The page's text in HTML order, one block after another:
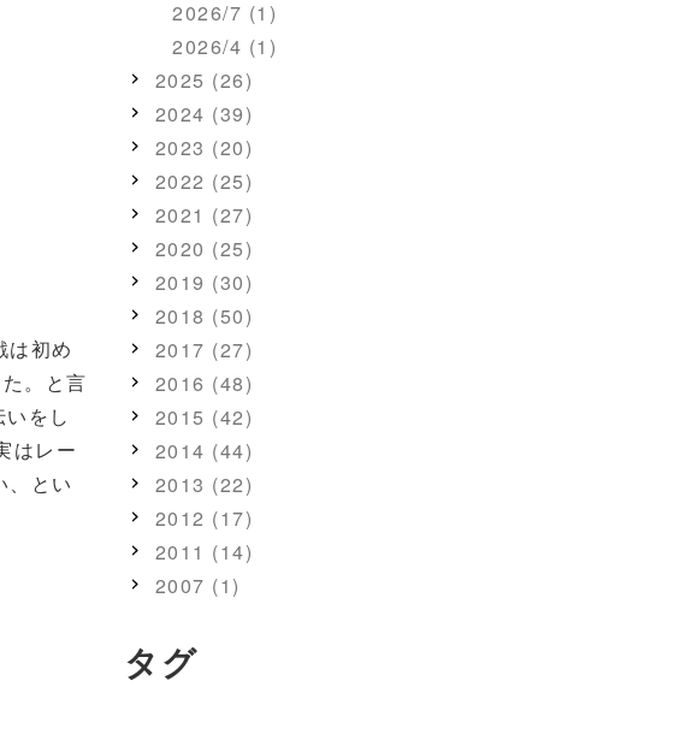
は初め
。と言
をし
はレー
、とい
2026/7 (1)
2026/4 (1)
2025 (26)
2024 (39)
2023 (20)
2022 (25)
2021 (27)
2020 (25)
2019 (30)
2018 (50)
2017 (27)
2016 (48)
2015 (42)
2014 (44)
2013 (22)
2012 (17)
2011 (14)
2007 (1)
タグ